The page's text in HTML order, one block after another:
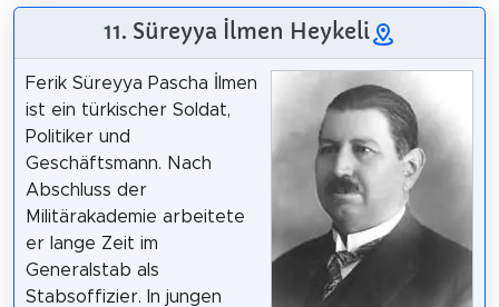
11. Süreyya İlmen Heykeli
Ferik Süreyya Pascha İlmen
ist ein türkischer Soldat,
Politiker und
Geschäftsmann. Nach
Abschluss der
Militärakademie arbeitete
er lange Zeit im
Generalstab als
Stabsoffizier. In jungen